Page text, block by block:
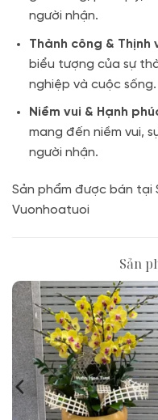
người nhận.
Thành công & Thịnh
biểu tượng của sự
nghiệp và cuộc sống.
Niềm vui & Hạnh
mang đến niềm vui,
người nhận.
Sản phẩm được bán tại
Vuonhoatuoi
Sản